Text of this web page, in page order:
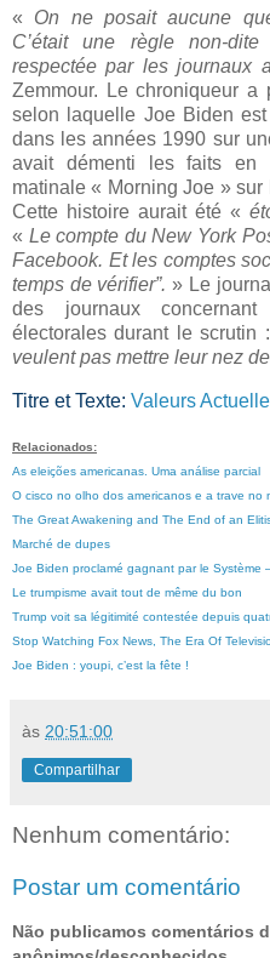
« On ne posait aucune
C’était une règle non-
respectée par les journaux
Zemmour. Le chroniqueur
selon laquelle Joe Biden est
dans les années 1990 sur
avait démenti les faits en
matinale « Morning Joe »
Cette histoire aurait été «
« Le compte du New York
Facebook. Et les comptes
temps de vérifier”. » Le
des journaux
électorales durant le scrutin
veulent pas mettre leur nez
Titre et Texte: Valeurs
Relacionados:
As eleições americanas. Uma análise parcial
O cisco no olho dos americanos e a trave no
The Great Awakening and The End of an
Marché de dupes
Joe Biden proclamé gagnant par le Système
Le trumpisme avait tout de même du bon
Trump voit sa légitimité contestée depuis
Stop Watching Fox News, The Era Of
Joe Biden : youpi, c’est la fête !
às 20:51:00
Compartilhar
Nenhum comentário:
Postar um comentário
Não publicamos comentários